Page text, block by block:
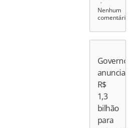
Nenhum
comentário
Governo
anuncia
R$
1,3
bilhão
para